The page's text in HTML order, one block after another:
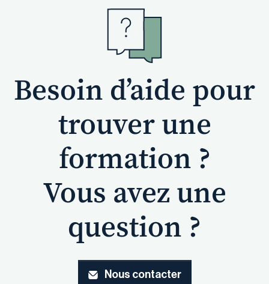
Besoin d’aide pour
trouver une
formation ?
Vous avez une
question ?
Nous contacter